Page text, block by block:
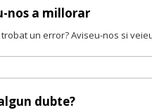
nos a millorar
un error? Aviseu-nos si
dubte?